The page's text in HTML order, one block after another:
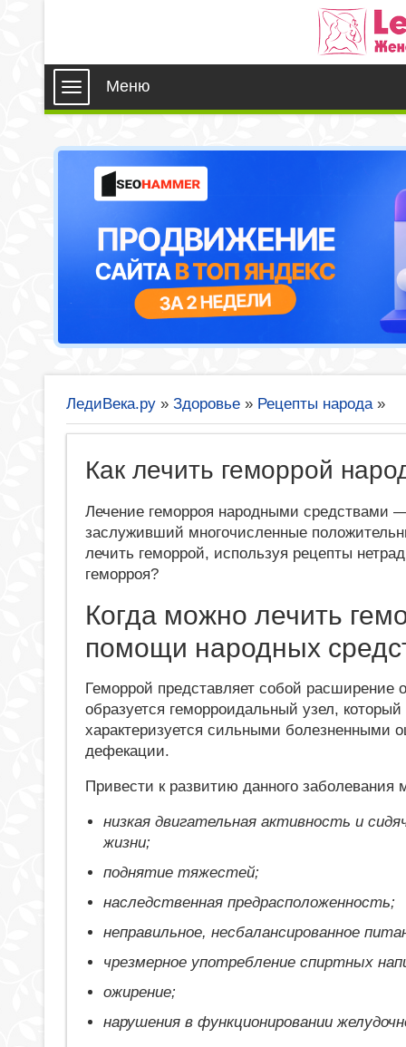
Меню
ЛедиВека.ру » Здоровье » Рецепты народа»
Как лечить геморрой
Лечение геморроя народными средствами
заслуживший многочисленные
лечить геморрой, используя рецепты
геморроя?
Когда можно лечить
помощи народных
Геморрой представляет собой расширение
образуется геморроидальный узел,
характеризуется сильными болезненными
дефекации.
Привести к развитию данного
низкая двигательная активность и
жизни;
поднятие тяжестей;
наследственная предрасположенность;
неправильное, несбалансированное
чрезмерное употребление спиртных
ожирение;
нарушения в функционировании